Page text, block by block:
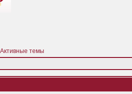
Активные темы